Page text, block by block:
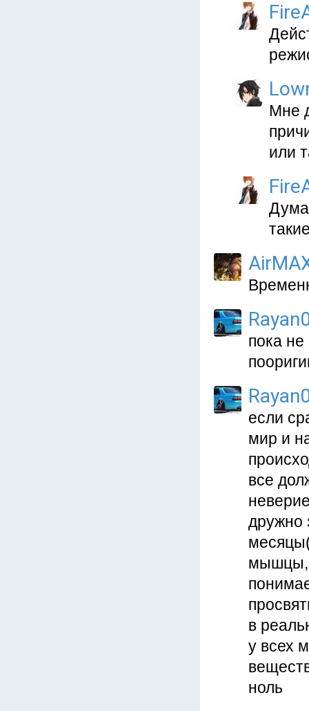
Мне
или
пока
если
мир и
все
дружно
в
у всех
ноль